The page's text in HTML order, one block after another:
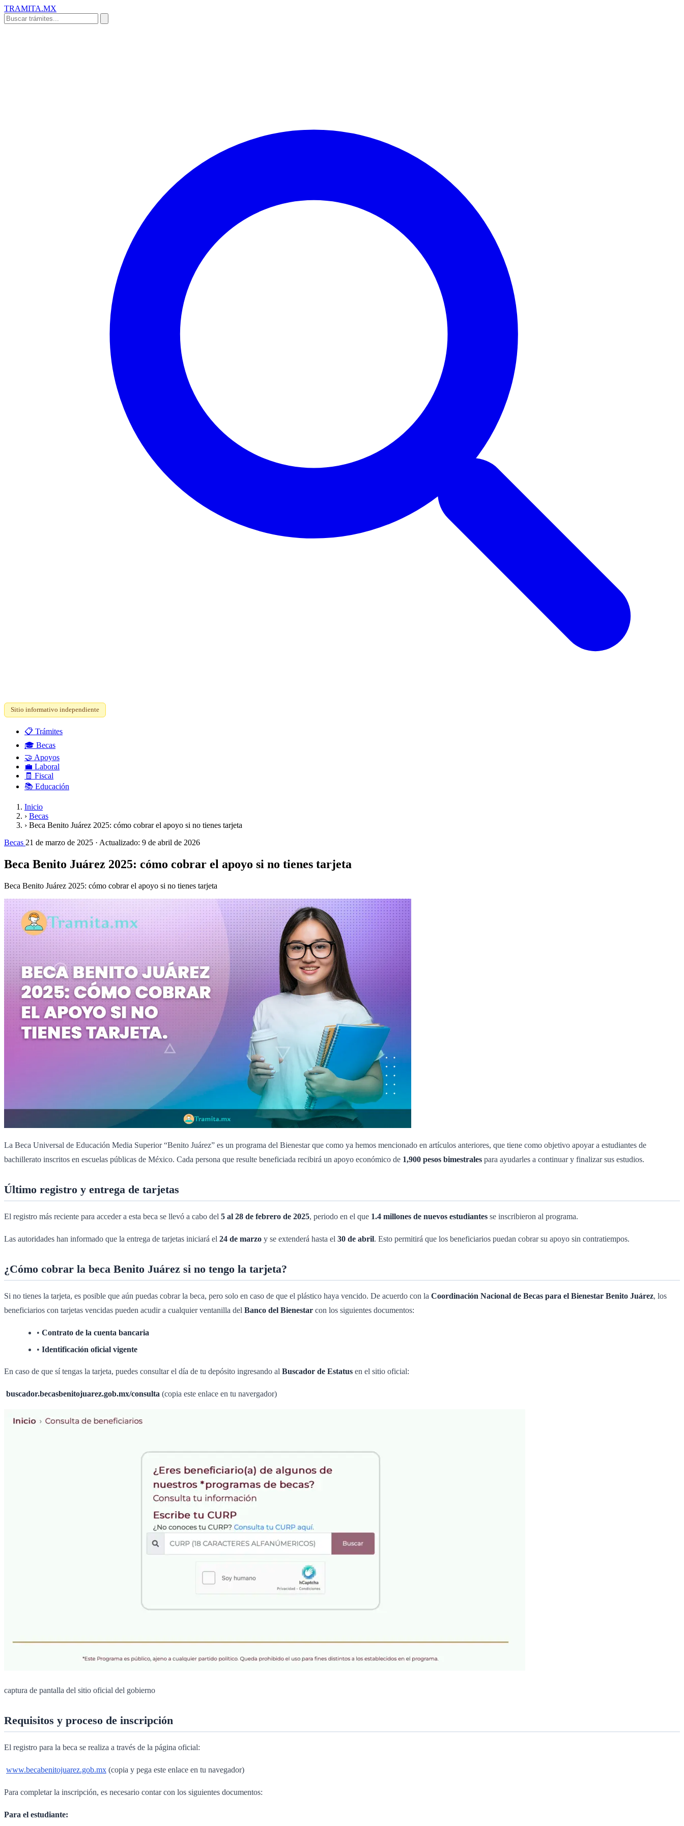
TRAMITA.MX
Sitio informativo independiente
📋 Trámites
🎓 Becas
🤝 Apoyos
💼 Laboral
🧾 Fiscal
📚 Educación
Inicio
› Becas
› Beca Benito Juárez 2025: cómo cobrar el apoyo si no tienes tarjeta
Becas 21 de marzo de 2025 · Actualizado: 9 de abril de 2026
Beca Benito Juárez 2025: cómo cobrar el apoyo si no tienes tarjeta
Beca Benito Juárez 2025: cómo cobrar el apoyo si no tienes tarjeta
La Beca Universal de Educación Media Superior “Benito Juárez” es un programa del Bienestar que como ya hemos mencionado en artículos anteriores, que tiene como objetivo apoyar a estudiantes de
bachillerato inscritos en escuelas públicas de México. Cada persona que resulte beneficiada recibirá un apoyo económico de 1,900 pesos bimestrales para ayudarles a continuar y finalizar sus estudios.
Último registro y entrega de tarjetas
El registro más reciente para acceder a esta beca se llevó a cabo del 5 al 28 de febrero de 2025, periodo en el que 1.4 millones de nuevos estudiantes se inscribieron al programa.
Las autoridades han informado que la entrega de tarjetas iniciará el 24 de marzo y se extenderá hasta el 30 de abril. Esto permitirá que los beneficiarios puedan cobrar su apoyo sin contratiempos.
¿Cómo cobrar la beca Benito Juárez si no tengo la tarjeta?
Si no tienes la tarjeta, es posible que aún puedas cobrar la beca, pero solo en caso de que el plástico haya vencido. De acuerdo con la Coordinación Nacional de Becas para el Bienestar Benito Juárez, los
beneficiarios con tarjetas vencidas pueden acudir a cualquier ventanilla del Banco del Bienestar con los siguientes documentos:
• Contrato de la cuenta bancaria
• Identificación oficial vigente
En caso de que sí tengas la tarjeta, puedes consultar el día de tu depósito ingresando al Buscador de Estatus en el sitio oficial:
buscador.becasbenitojuarez.gob.mx/consulta (copia este enlace en tu navergador)
captura de pantalla del sitio oficial del gobierno
Requisitos y proceso de inscripción
El registro para la beca se realiza a través de la página oficial:
www.becabenitojuarez.gob.mx (copia y pega este enlace en tu navegador)
Para completar la inscripción, es necesario contar con los siguientes documentos:
Para el estudiante: